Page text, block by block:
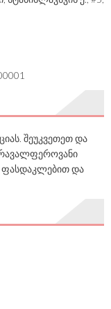
შეუკვეთეთ და
ფასდაკლებით და